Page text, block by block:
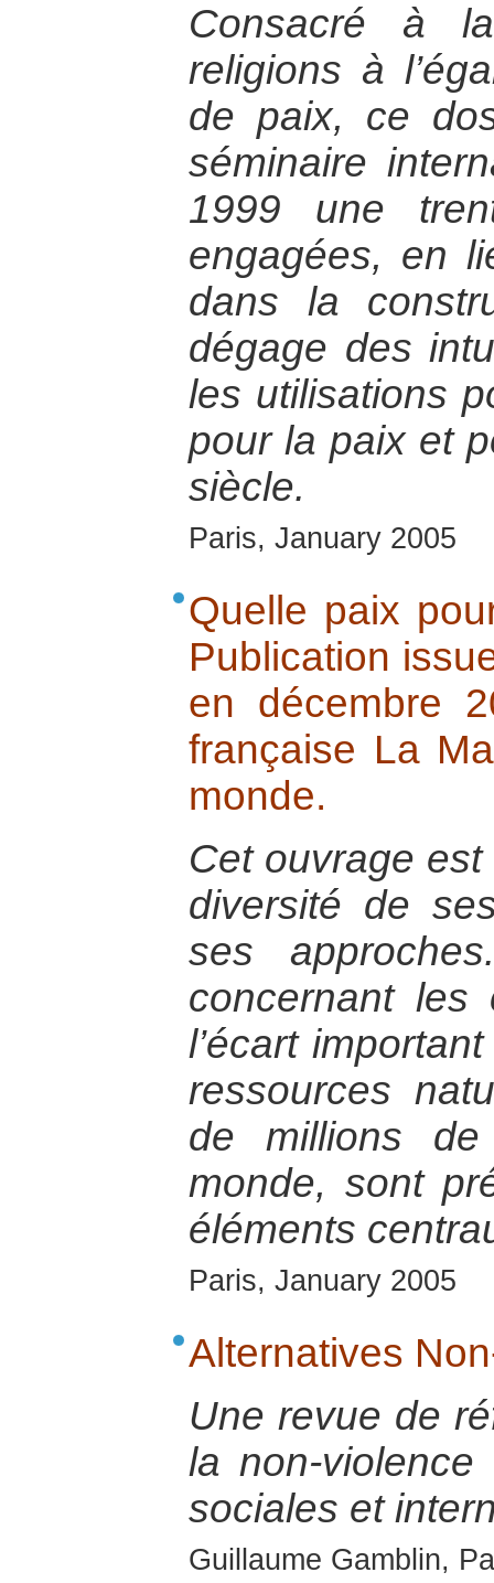
Consacré à
religions à
de paix, ce
séminaire
1999 une
engagées, en
dans la
dégage des
les utilisations
pour la paix et
siècle.
Paris, January 2005
Quelle paix
Publication
en décembre
française La
monde.
Cet ouvrage
diversité de
ses
concernant les
l’écart
ressources
de millions
monde, sont
éléments
Paris, January 2005
Alternatives
Une revue de
la non-
sociales et
Guillaume Gamblin,